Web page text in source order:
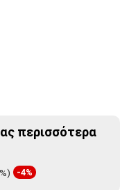
περισσότερα
-4%